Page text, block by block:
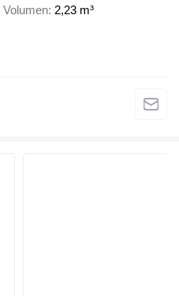
Volumen 2,23 m³